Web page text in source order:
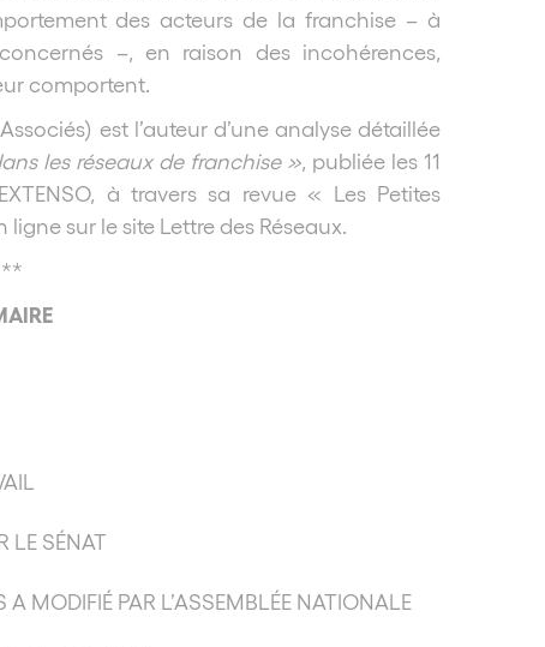
des acteurs de la franchise – à
–, en raison des incohérences,
comportent.
est l’auteur d’une analyse détaillée
les réseaux de franchise » , publiée les 11
à travers sa revue « Les Petites
sur le site Lettre des Réseaux.
LE SÉNAT
MODIFIÉ PAR L’ASSEMBLÉE NATIONALE